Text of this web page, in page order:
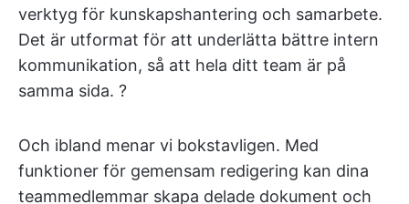
verktyg för kunskapshantering och samarbete.
Det är utformat för att underlätta bättre intern
kommunikation, så att hela ditt team är på
samma sida. ?
Och ibland menar vi bokstavligen. Med
funktioner för gemensam redigering kan dina
teammedlemmar skapa delade dokument och